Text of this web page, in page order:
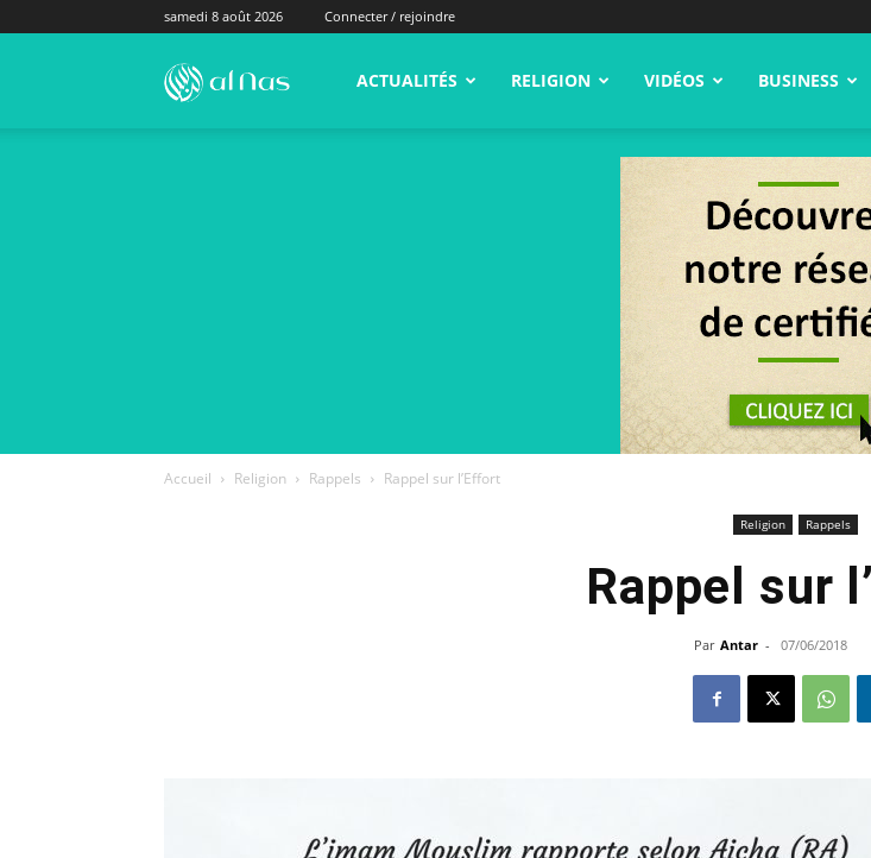
samedi 8 août 2026 Connecter / rejoindre
alNas.fr ACTUALITÉS RELIGION VIDÉOS BUSINESS
Accueil Religion Rappels Rappel sur l’Effort
Religion Rappels
Rappel sur
Par Antar - 07/06/2018